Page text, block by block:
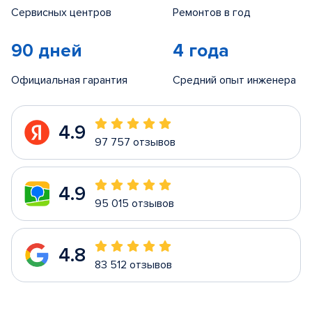
Сервисных центров Ремонтов в год
90 дней
Официальная гарантия
4 года
Средний опыт инженера
4.9 97 757 отзывов
4.9 95 015 отзывов
4.8 83 512 отзывов